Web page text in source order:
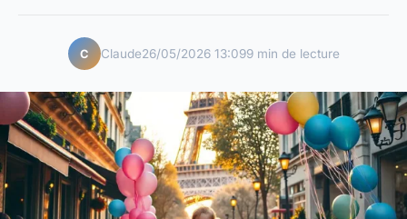
C Claude26/05/2026 13:099 min de lecture